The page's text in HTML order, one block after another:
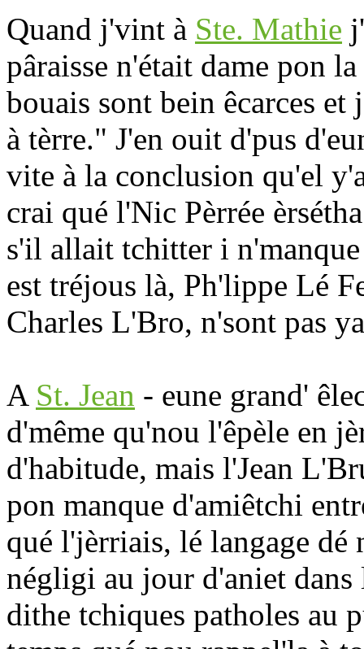
Quand j'vint à Ste. Mathie
pâraisse n'était dame pon
bouais sont bein êcarces
à tèrre." J'en ouit d'pus
vite à la conclusion qu'el
crai qué l'Nic Pèrrée
s'il allait tchitter i
est tréjous là, Ph'lippe Lé
Charles L'Bro, n'sont pas
A St. Jean - eune grand'
d'même qu'nou l'êpèle en
d'habitude, mais l'Jean
pon manque d'amiêtchi
qué l'jèrriais, lé langage dé
négligi au jour d'aniet
dithe tchiques patholes au